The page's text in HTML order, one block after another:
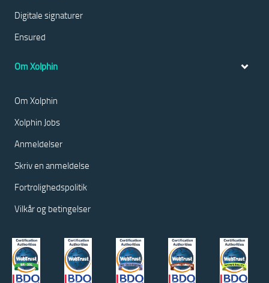
Digitale signaturer
Ensured
Om Xolphin
Om Xolphin
Xolphin Jobs
Anmeldelser
Skriv en anmeldelse
Fortrolighedspolitik
Vilkår og betingelser